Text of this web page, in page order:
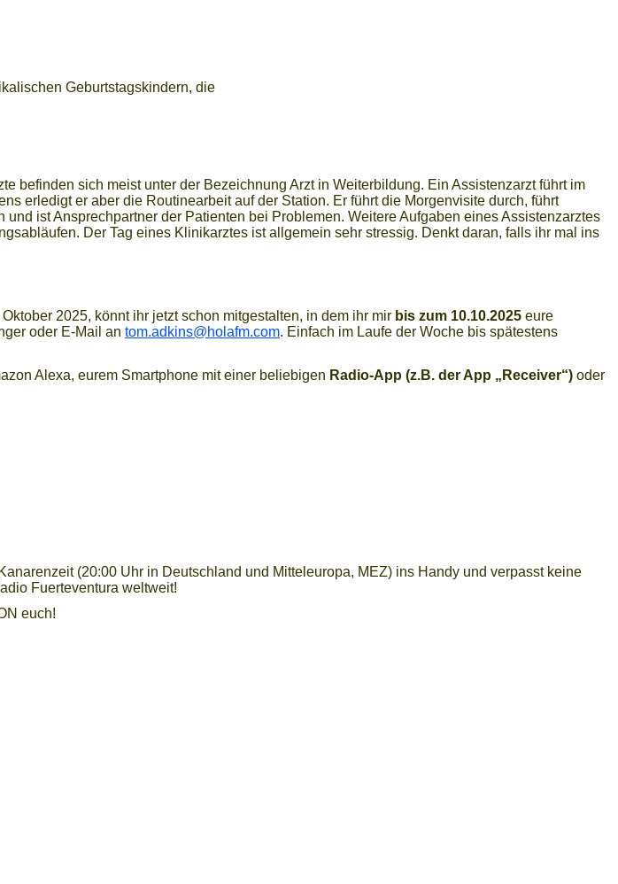
Geburtstagskindern, die
befinden sich meist unter der Bezeichnung Arzt in Weiterbildung. Ein Assistenzarzt führt im
erledigt er aber die Routinearbeit auf der Station. Er führt die Morgenvisite durch, führt
ist Ansprechpartner der Patienten bei Problemen. Weitere Aufgaben eines Assistenzarztes
Der Tag eines Klinikarztes ist allgemein sehr stressig. Denkt daran, falls ihr mal ins
2025, könnt ihr jetzt schon mitgestalten, in dem ihr mir bis zum 10.10.2025 eure
oder E-Mail an tom.adkins@holafm.com. Einfach im Laufe der Woche bis spätestens
Alexa, eurem Smartphone mit einer beliebigen Radio-App (z.B. der App „Receiver“) oder
(20:00 Uhr in Deutschland und Mitteleuropa, MEZ) ins Handy und verpasst keine
Fuerteventura weltweit!
euch!